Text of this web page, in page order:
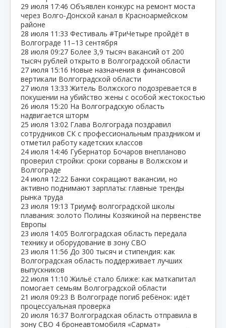
29 июля 17:46 Объявлен конкурс на ремонт моста
через Волго‑Донской канал в Красноармейском
районе
28 июля 11:33 Фестиваль #ТриЧетыре пройдёт в
Волгограде 11–13 сентября
28 июля 09:27 Более 3,9 тысяч вакансий от 200
тысяч рублей открыто в Волгоградской области
27 июля 15:16 Новые назначения в финансовой
вертикали Волгоградской области
27 июля 13:33 Житель Волжского подозревается в
покушении на убийство жены с особой жестокостью
26 июля 15:20 На Волгоградскую область
надвигается шторм
25 июля 13:02 Глава Волгограда поздравил
сотрудников СК с профессиональным праздником и
отметил работу кадетских классов
24 июля 14:46 Губернатор Бочаров внепланово
проверил стройки: сроки сорваны в Волжском и
Волгограде
24 июля 12:22 Банки сокращают вакансии, но
активно поднимают зарплаты: главные тренды
рынка труда
23 июля 19:13 Триумф волгоградской школы
плавания: золото Полины Козякиной на первенстве
Европы
23 июля 14:05 Волгоградская область передала
технику и оборудование в зону СВО
23 июля 11:56 До 300 тысяч и стипендия: как
Волгоградская область поддерживает лучших
выпускников
22 июля 11:10 Жильё стало ближе: как маткапитал
помогает семьям Волгоградской области
21 июля 09:23 В Волгограде погиб ребёнок: идёт
процессуальная проверка
20 июля 16:37 Волгоградская область отправила в
зону СВО 4 бронеавтомобиля «Сармат»